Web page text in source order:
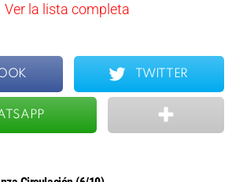
Ver la lista completa
TWITTER